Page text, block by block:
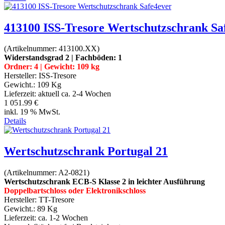
413100 ISS-Tresore Wertschutzschrank
(Artikelnummer: 413100.XX)
Widerstandsgrad 2 | Fachböden: 1
Ordner: 4 | Gewicht: 109 kg
Hersteller: ISS-Tresore
Gewicht.: 109 Kg
Lieferzeit: aktuell ca. 2-4 Wochen
1 051.99 €
inkl. 19 % MwSt.
Details
Wertschutzschrank Portugal 21
(Artikelnummer: A2-0821)
Wertschutzschrank ECB-S Klasse 2 in leichter Ausführung
Doppelbartschloss oder Elektronikschloss
Hersteller: TT-Tresore
Gewicht.: 89 Kg
Lieferzeit: ca. 1-2 Wochen